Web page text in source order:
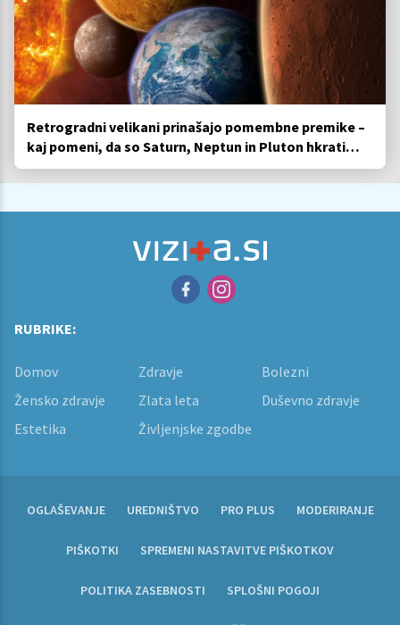
Retrogradni velikani prinašajo pomembne premike –
kaj pomeni, da so Saturn, Neptun in Pluton hkrati
retrogradni?
RUBRIKE:
Domov Zdravje
Bolezni
Žensko zdravje
Zlata leta
Duševno zdravje
Estetika
Življenjske zgodbe
OGLAŠEVANJE UREDNIŠTVO PRO PLUS MODERIRANJE
PIŠKOTKI SPREMENI NASTAVITVE PIŠKOTKOV
POLITIKA ZASEBNOSTI SPLOŠNI POGOJI